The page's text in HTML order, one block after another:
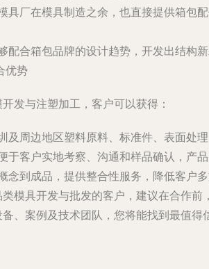
具厂在模具制造之余，也直接提供箱包
配合箱包品牌的设计趋势，开发出结构
优势
发与注塑加工，客户可以获得：
及周边地区塑料原料、标准件、表面处
于客户实地考察、沟通和样品确认，产
念到成品，提供整合性服务，降低客户
模具开发与批发的客户，建议在合作
、案例及技术团队，您将能找到最值得